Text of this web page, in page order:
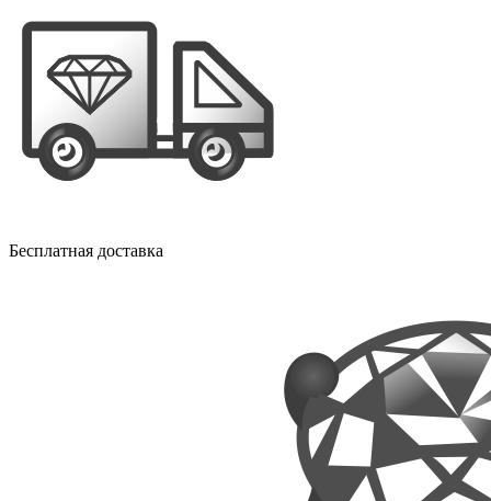
Бесплатная доставка